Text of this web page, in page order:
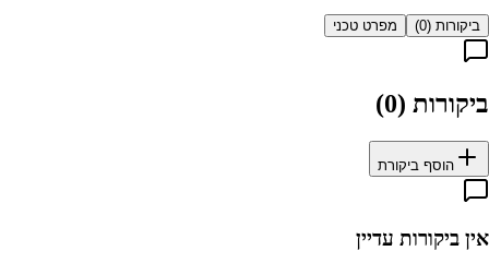
ביקורות (0
) מפרט טכני
ביקורות (0
)
הוסף ביקורת
אין ביקורות עדיין